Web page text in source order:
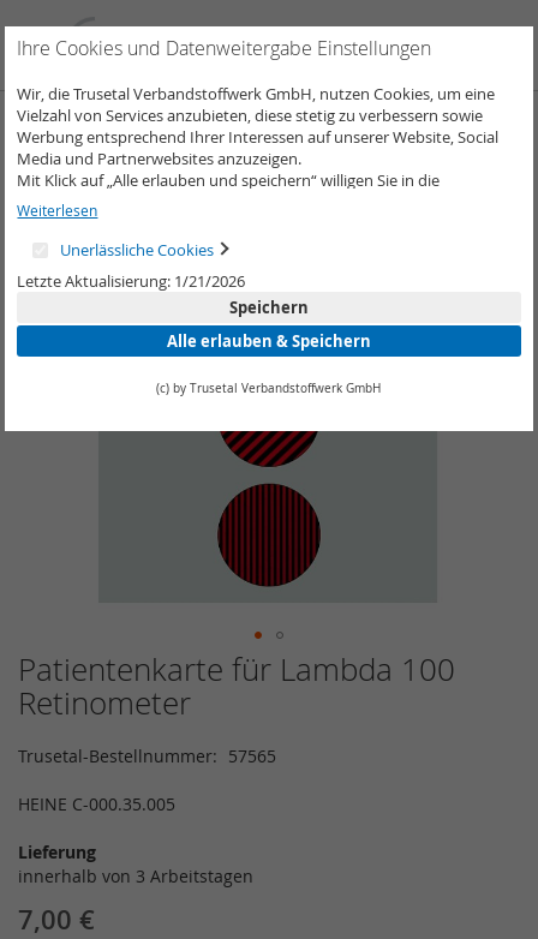
zum
Inhalt
Zum
Ende
der
springen
Zum
Anfang
der
springen
Patientenkarte für Lambda 100
Retinometer
Trusetal-Bestellnummer 57565
HEINE C-000.35.005
Lieferung
innerhalb von 3 Arbeitstagen
7,00 €
Ihre Cookies und Datenweitergabe Einstellungen
Wir, die Trusetal Verbandstoffwerk GmbH, nutzen Cookies, um eine
Vielzahl von Services anzubieten, diese stetig zu verbessern sowie
Werbung entsprechend Ihrer Interessen auf unserer Website, Social
Media und Partnerwebsites anzuzeigen.
Mit Klick auf „Alle erlauben und speichern“ willigen Sie in die
Verwendung aller Cookies ein.
Unter „Weitere Informationen“ können Sie Ihre Cookie-Einstellungen
selber anpassen und speichern.
Weiterlesen
Unerlässliche Cookies
Letzte Aktualisierung: 1/21/2026
Speichern
Alle erlauben & Speichern
(c) by Trusetal Verbandstoffwerk GmbH